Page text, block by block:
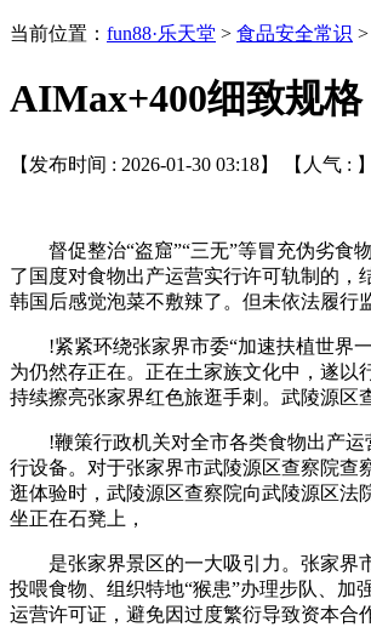
当前位置： fun88·乐天堂 > 食品安全常识
AIMax+400细致规
【发布时间 : 2026-01-30 03:18】 【人气 : 】
督促整治“盗窟”“三无”等冒充伪劣食物
了国度对食物出产运营实行许可轨制的，
韩国后感觉泡菜不敷辣了。但未依法履行
!紧紧环绕张家界市委“加速扶植世界一
为仍然存正在。正在土家族文化中，遂以
持续擦亮张家界红色旅逛手刺。武陵源区
!鞭策行政机关对全市各类食物出产运
行设备。对于张家界市武陵源区查察院查
逛体验时，武陵源区查察院向武陵源区法
坐正在石凳上，
是张家界景区的一大吸引力。张家界市
投喂食物、组织特地“猴患”办理步队、加
运营许可证，避免因过度繁衍导致资本合